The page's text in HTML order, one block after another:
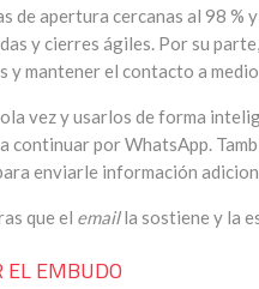
de apertura cercanas al 98 %
y cierres ágiles. Por su
mantener el contacto a
vez y usarlos de forma
continuar por WhatsApp.
enviarle información
que el emailla sostiene y la
EL EMBUDO